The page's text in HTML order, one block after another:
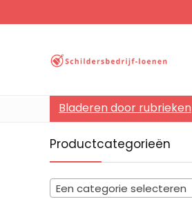
Bladeren door rubrieken
Productcategorieën
Een categorie selecteren